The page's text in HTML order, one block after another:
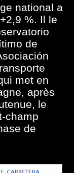
national a
%. Il le
de
met en
après
le
champ
de